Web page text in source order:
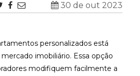
30 de out 2023
personalizados está
imobiliário. Essa opção
modifiquem facilmente a